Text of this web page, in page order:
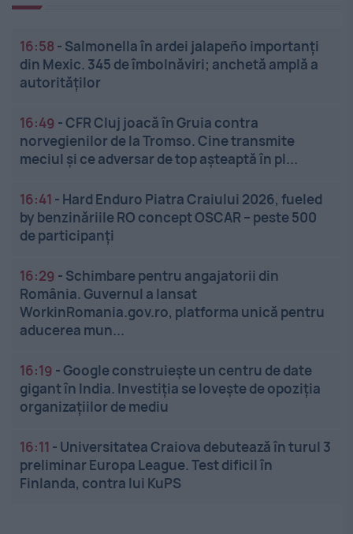
16:58 - Salmonella în ardei jalapeño importanți
din Mexic. 345 de îmbolnăviri; anchetă amplă a
autorităților
16:49 -CFR Cluj joacă în Gruia contra
norvegienilor de la Tromso. Cine transmite
meciul și ce adversar de top așteaptă în pl...
16:41 - Hard Enduro Piatra Craiului 2026, fueled
by benzinăriile RO concept OSCAR – peste 500
de participanți
16:29 - Schimbare pentru angajatorii din
România. Guvernul a lansat
WorkinRomania.gov.ro, platforma unică pentru
aducerea mun...
16:19 -Google construiește un centru de date
gigant în India. Investiția se lovește de opoziția
organizațiilor de mediu
16:11 - Universitatea Craiova debutează în turul 3
preliminar Europa League. Test dificil în
Finlanda, contra lui KuPS